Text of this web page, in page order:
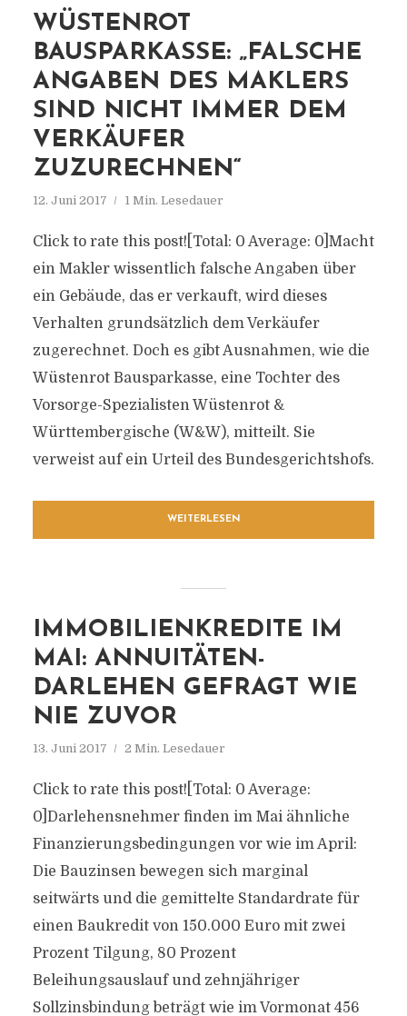
WÜSTENROT
BAUSPARKASSE: „FALSCHE
ANGABEN DES MAKLERS
SIND NICHT IMMER DEM
VERKÄUFER
ZUZURECHNEN“
12. Juni 2017 1 Min. Lesedauer
Click to rate this post![Total: 0 Average: 0]Macht
ein Makler wissentlich falsche Angaben über
ein Gebäude, das er verkauft, wird dieses
Verhalten grundsätzlich dem Verkäufer
zugerechnet. Doch es gibt Ausnahmen, wie die
Wüstenrot Bausparkasse, eine Tochter des
Vorsorge-Spezialisten Wüstenrot &
Württembergische (W&W), mitteilt. Sie
verweist auf ein Urteil des Bundesgerichtshofs.
WEITERLESEN
IMMOBILIENKREDITE IM
MAI: ANNUITÄTEN-
DARLEHEN GEFRAGT WIE
NIE ZUVOR
13. Juni 2017 2 Min. Lesedauer
Click to rate this post![Total: 0 Average:
0]Darlehensnehmer finden im Mai ähnliche
Finanzierungsbedingungen vor wie im April:
Die Bauzinsen bewegen sich marginal
seitwärts und die gemittelte Standardrate für
einen Baukredit von 150.000 Euro mit zwei
Prozent Tilgung, 80 Prozent
Beleihungsauslauf und zehnjähriger
Sollzinsbindung beträgt wie im Vormonat 456